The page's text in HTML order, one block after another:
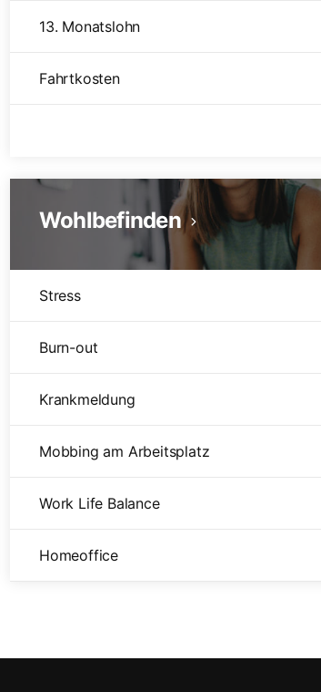
13. Monatslohn
Fahrtkosten
Wohlbefinden
Stress
Burn-out
Krankmeldung
Mobbing am Arbeitsplatz
Work Life Balance
Homeoffice